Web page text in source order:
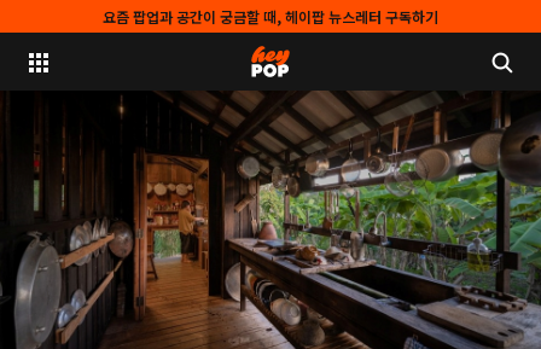
요즘 팝업과 공간이 궁금할 때, 헤이팝 뉴스레터 구독하기